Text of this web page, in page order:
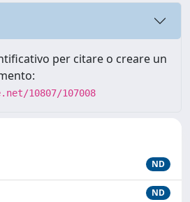
per citare o creare un
10807/107008
ND
ND